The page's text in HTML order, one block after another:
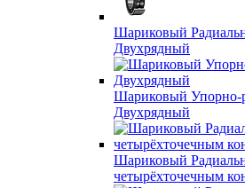
Шариковый
Двухрядный
Шариковый Упорно-
Двухрядный
Шариковый
четырёхточечным